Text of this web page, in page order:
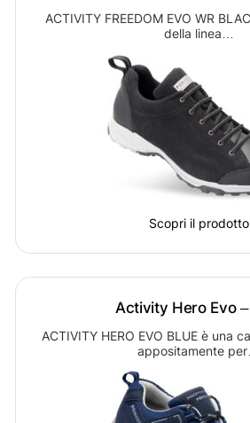
ACTIVITY FREEDOM EVO WR
della linea…
Scopri il prodotto
Activity Hero Evo
ACTIVITY HERO EVO BLUE è una
appositamente